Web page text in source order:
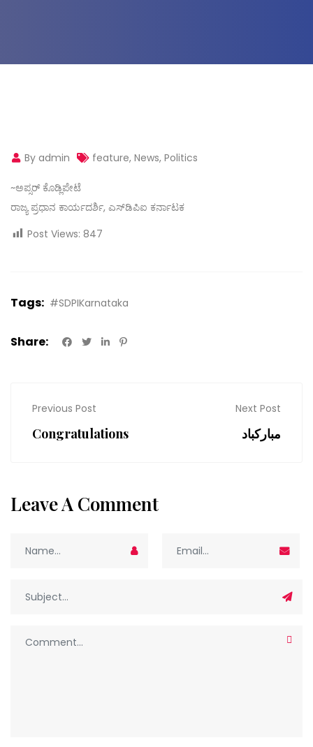
By admin feature, News, Politics
~ಅಪ್ಸರ್ ಕೊಡ್ಲಿಪೇಟೆ
ರಾಜ್ಯ ಪ್ರಧಾನ ಕಾರ್ಯದರ್ಶಿ, ಎಸ್‌ಡಿಪಿಐ ಕರ್ನಾಟಕ
Post Views: 847
Tags: #SDPIKarnataka
Share:
Previous Post
Congratulations
Next Post
مبارکباد
Leave A Comment